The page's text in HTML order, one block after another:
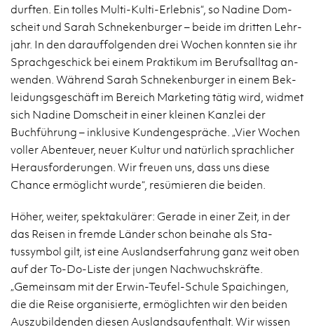
durften. Ein tolles Multi-Kulti-Er­leb­nis“, so Na­dine Dom­
scheit und Sarah Schneken­burger – beide im drit­ten Lehr­
jahr. In den da­rauf­fol­gen­den drei Wochen kon­nten sie ihr
Sprachgeschick bei einem Prak­tikum im Beruf­sall­tag an­
wen­den. Während Sarah Schneken­burger in einem Bek­
lei­dungs­geschäft im Bere­ich Mar­ket­ing tätig wird, wid­met
sich Na­dine Dom­scheit in einer kleinen Kan­zlei der
Buchführung – inklu­sive Kun­denge­spräche. „Vier Wochen
voller Aben­teuer, neuer Kul­tur und natürlich sprach­licher
Her­aus­forderun­gen. Wir freuen uns, dass uns diese
Chance ermöglicht wurde“, resümieren die bei­den.
Höher, weiter, spek­takulärer: Ger­ade in einer Zeit, in der
das Reisen in fremde Länder schon beinahe als Sta­
tussym­bol gilt, ist eine Aus­land­ser­fahrung ganz weit oben
auf der To-Do-Liste der jun­gen Nach­wuch­skräfte.
„Gemein­sam mit der Er­win-Teufel-Schule Spaichin­gen,
die die Reise or­gan­isierte, ermöglichten wir den bei­den
Auszu­bilden­den diesen Aus­land­saufen­thalt. Wir wis­sen